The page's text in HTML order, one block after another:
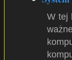
W tej